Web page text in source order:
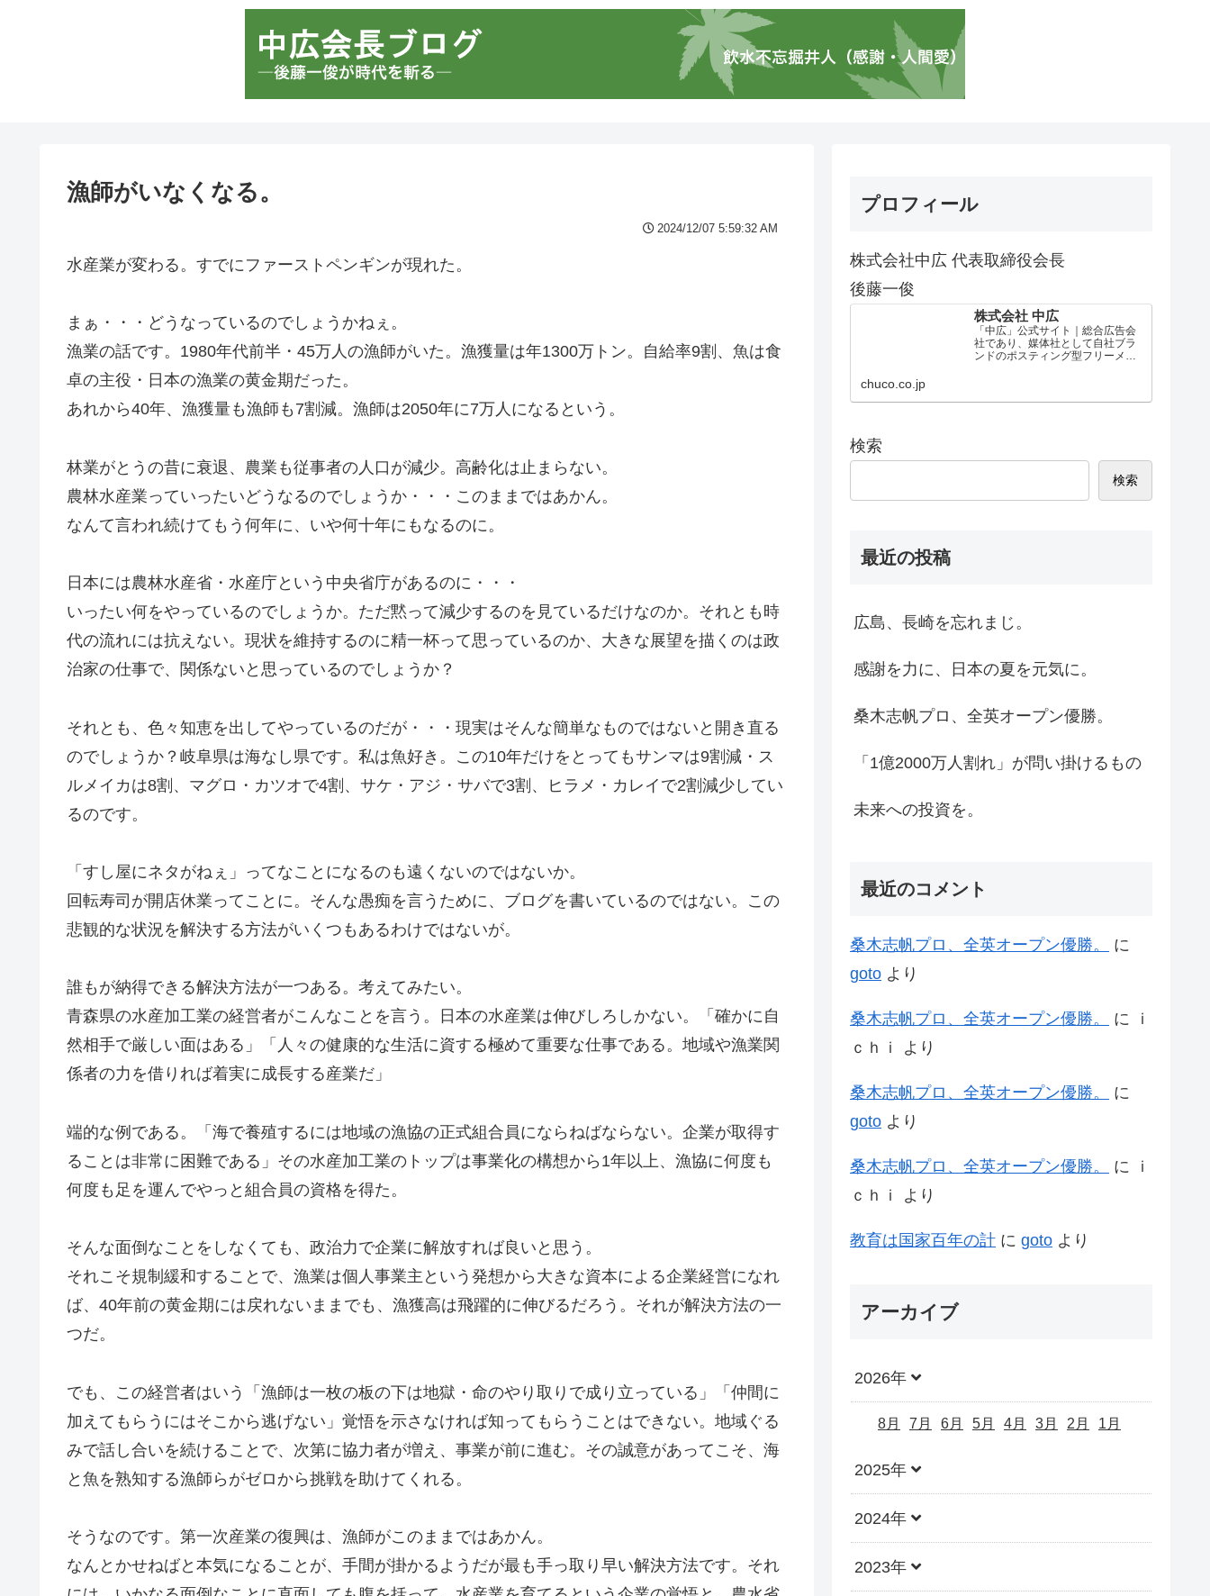
漁師がいなくなる。
2024/12/07 5:59:32 AM
水産業が変わる。すでにファーストペンギンが現れた。
まぁ・・・どうなっているのでしょうかねぇ。
漁業の話です。1980年代前半・45万人の漁師がいた。漁獲量は年1300万トン。自給率9割、魚は食
卓の主役・日本の漁業の黄金期だった。
あれから40年、漁獲量も漁師も7割減。漁師は2050年に7万人になるという。
林業がとうの昔に衰退、農業も従事者の人口が減少。高齢化は止まらない。
農林水産業っていったいどうなるのでしょうか・・・このままではあかん。
なんて言われ続けてもう何年に、いや何十年にもなるのに。
日本には農林水産省・水産庁という中央省庁があるのに・・・
いったい何をやっているのでしょうか。ただ黙って減少するのを見ているだけなのか。それとも時
代の流れには抗えない。現状を維持するのに精一杯って思っているのか、大きな展望を描くのは政
治家の仕事で、関係ないと思っているのでしょうか？
それとも、色々知恵を出してやっているのだが・・・現実はそんな簡単なものではないと開き直る
のでしょうか？岐阜県は海なし県です。私は魚好き。この10年だけをとってもサンマは9割減・ス
ルメイカは8割、マグロ・カツオで4割、サケ・アジ・サバで3割、ヒラメ・カレイで2割減少してい
るのです。
「すし屋にネタがねぇ」ってなことになるのも遠くないのではないか。
回転寿司が開店休業ってことに。そんな愚痴を言うために、ブログを書いているのではない。この
悲観的な状況を解決する方法がいくつもあるわけではないが。
誰もが納得できる解決方法が一つある。考えてみたい。
青森県の水産加工業の経営者がこんなことを言う。日本の水産業は伸びしろしかない。「確かに自
然相手で厳しい面はある」「人々の健康的な生活に資する極めて重要な仕事である。地域や漁業関
係者の力を借りれば着実に成長する産業だ」
端的な例である。「海で養殖するには地域の漁協の正式組合員にならねばならない。企業が取得す
ることは非常に困難である」その水産加工業のトップは事業化の構想から1年以上、漁協に何度も
何度も足を運んでやっと組合員の資格を得た。
そんな面倒なことをしなくても、政治力で企業に解放すれば良いと思う。
それこそ規制緩和することで、漁業は個人事業主という発想から大きな資本による企業経営になれ
ば、40年前の黄金期には戻れないままでも、漁獲高は飛躍的に伸びるだろう。それが解決方法の一
つだ。
でも、この経営者はいう「漁師は一枚の板の下は地獄・命のやり取りで成り立っている」「仲間に
加えてもらうにはそこから逃げない」覚悟を示さなければ知ってもらうことはできない。地域ぐる
みで話し合いを続けることで、次第に協力者が増え、事業が前に進む。その誠意があってこそ、海
と魚を熟知する漁師らがゼロから挑戦を助けてくれる。
そうなのです。第一次産業の復興は、漁師がこのままではあかん。
なんとかせねばと本気になることが、手間が掛かるようだが最も手っ取り早い解決方法です。それ
プロフィール
株式会社中広 代表取締役会長
後藤一俊
株式会社 中広
「中広」公式サイト｜総合広告会
社であり、媒体社として自社ブラ
ンドのポスティング型フリーメデ
chuco.co.jp
検索
検索
最近の投稿
広島、長崎を忘れまじ。
感謝を力に、日本の夏を元気に。
桑木志帆プロ、全英オープン優勝。
「1億2000万人割れ」が問い掛けるもの
未来への投資を。
最近のコメント
桑木志帆プロ、全英オープン優勝。
に
goto より
桑木志帆プロ、全英オープン優勝。 に
ｉ
ｃｈｉ
より
桑木志帆プロ、全英オープン優勝。
に
goto より
桑木志帆プロ、全英オープン優勝。 に
ｉ
ｃｈｉ
より
教育は国家百年の計 に goto より
アーカイブ
2026年
8月 7月 6月 5月 4月 3月 2月 1月
2025年
2024年
2023年